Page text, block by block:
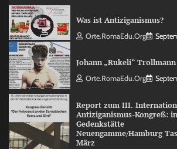
Was ist Antiziganismus?
Orte.RomaEdu.org
Johann „Rukeli“ Trollmann
Orte.RomaEdu.org
Report zum III.
Antiziganismus-Kongreß:
Gedenkstätte
Neuengamme/Hamburg
März